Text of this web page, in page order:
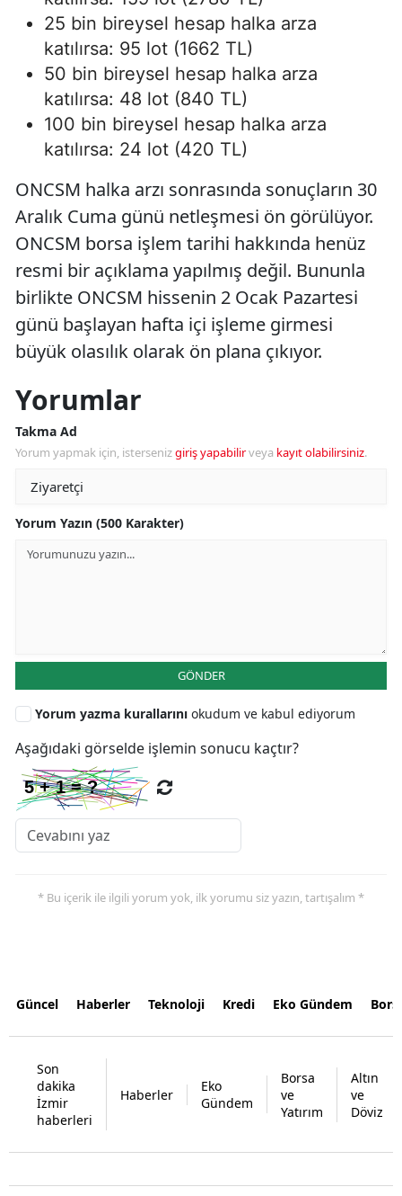
25 bin bireysel hesap halka arza
katılırsa: 95 lot (1662 TL)
50 bin bireysel hesap halka arza
katılırsa: 48 lot (840 TL)
100 bin bireysel hesap halka arza
katılırsa: 24 lot (420 TL)
ONCSM halka arzı sonrasında sonuçların 30
Aralık Cuma günü netleşmesi ön görülüyor.
ONCSM borsa işlem tarihi hakkında henüz
resmi bir açıklama yapılmış değil. Bununla
birlikte ONCSM hissenin 2 Ocak Pazartesi
günü başlayan hafta içi işleme girmesi
büyük olasılık olarak ön plana çıkıyor.
Yorumlar
Takma Ad
Yorum yapmak için, istersenizgiriş yapabilirveya kayıt olabilirsiniz.
Yorum Yazın (500 Karakter)
GÖNDER
Yorum yazma kurallarını okudum ve kabul ediyorum
Aşağıdaki görselde işlemin sonucu kaçtır?
* Bu içerik ile ilgili yorum yok, ilk yorumu siz yazın, tartışalım *
Güncel Haberler Teknoloji Kredi Eko Gündem
Son
dakika
İzmir
haberleri
Haberler
Eko
Gündem
Borsa
ve
Yatırım
Altın
ve
Döviz